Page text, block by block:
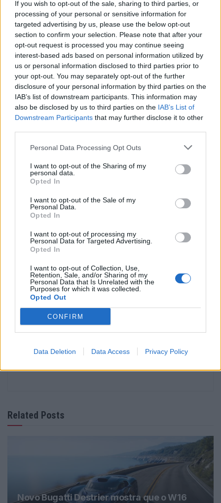
If you wish to opt-out of the sale, sharing to third parties, or
processing of your personal or sensitive information for
targeted advertising by us, please use the below opt-out
section to confirm your selection. Please note that after your
opt-out request is processed you may continue seeing
interest-based ads based on personal information utilized by
us or personal information disclosed to third parties prior to
your opt-out. You may separately opt-out of the further
disclosure of your personal information by third parties on the
IAB’s list of downstream participants. This information may
also be disclosed by us to third parties on the IAB’s List of
Downstream Participants that may further disclose it to other
Personal Data Processing Opt Outs
I want to opt-out of the Sharing of my
personal data.
Opted In
I want to opt-out of the Sale of my
Personal Data.
Opted In
I want to opt-out of processing my
Personal Data for Targeted Advertising.
Opted In
I want to opt-out of Collection, Use,
Retention, Sale, and/or Sharing of my
Personal Data that Is Unrelated with the
Purposes for which it was collected.
Opted Out
CONFIRM
Data Deletion Data Access Privacy Policy
Para o motor, a KGM decidiu utilizar uma solução
fabricada pela BYD. O Torres EVX é alimentado por um
motor de 152 kW (207 CV) e 339 Nm de binário, que está
ligado a uma “Blade Battery” de 73,4 kWh que lhe
permite alcançar uma autonomia de cerca de 462 km. E,
como curiosidade, tem tecnologia V2L para poder
carregar outros dispositivos com a energia da bateria.
KGM Torres EVX Ssang Yong EVX
Ricardo Carvalho
Related Posts
Novo Bugatti Destrier mostra que o W16